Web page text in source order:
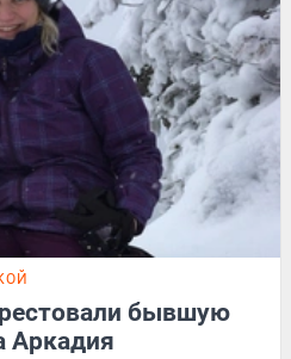
бывшую
Аркадия